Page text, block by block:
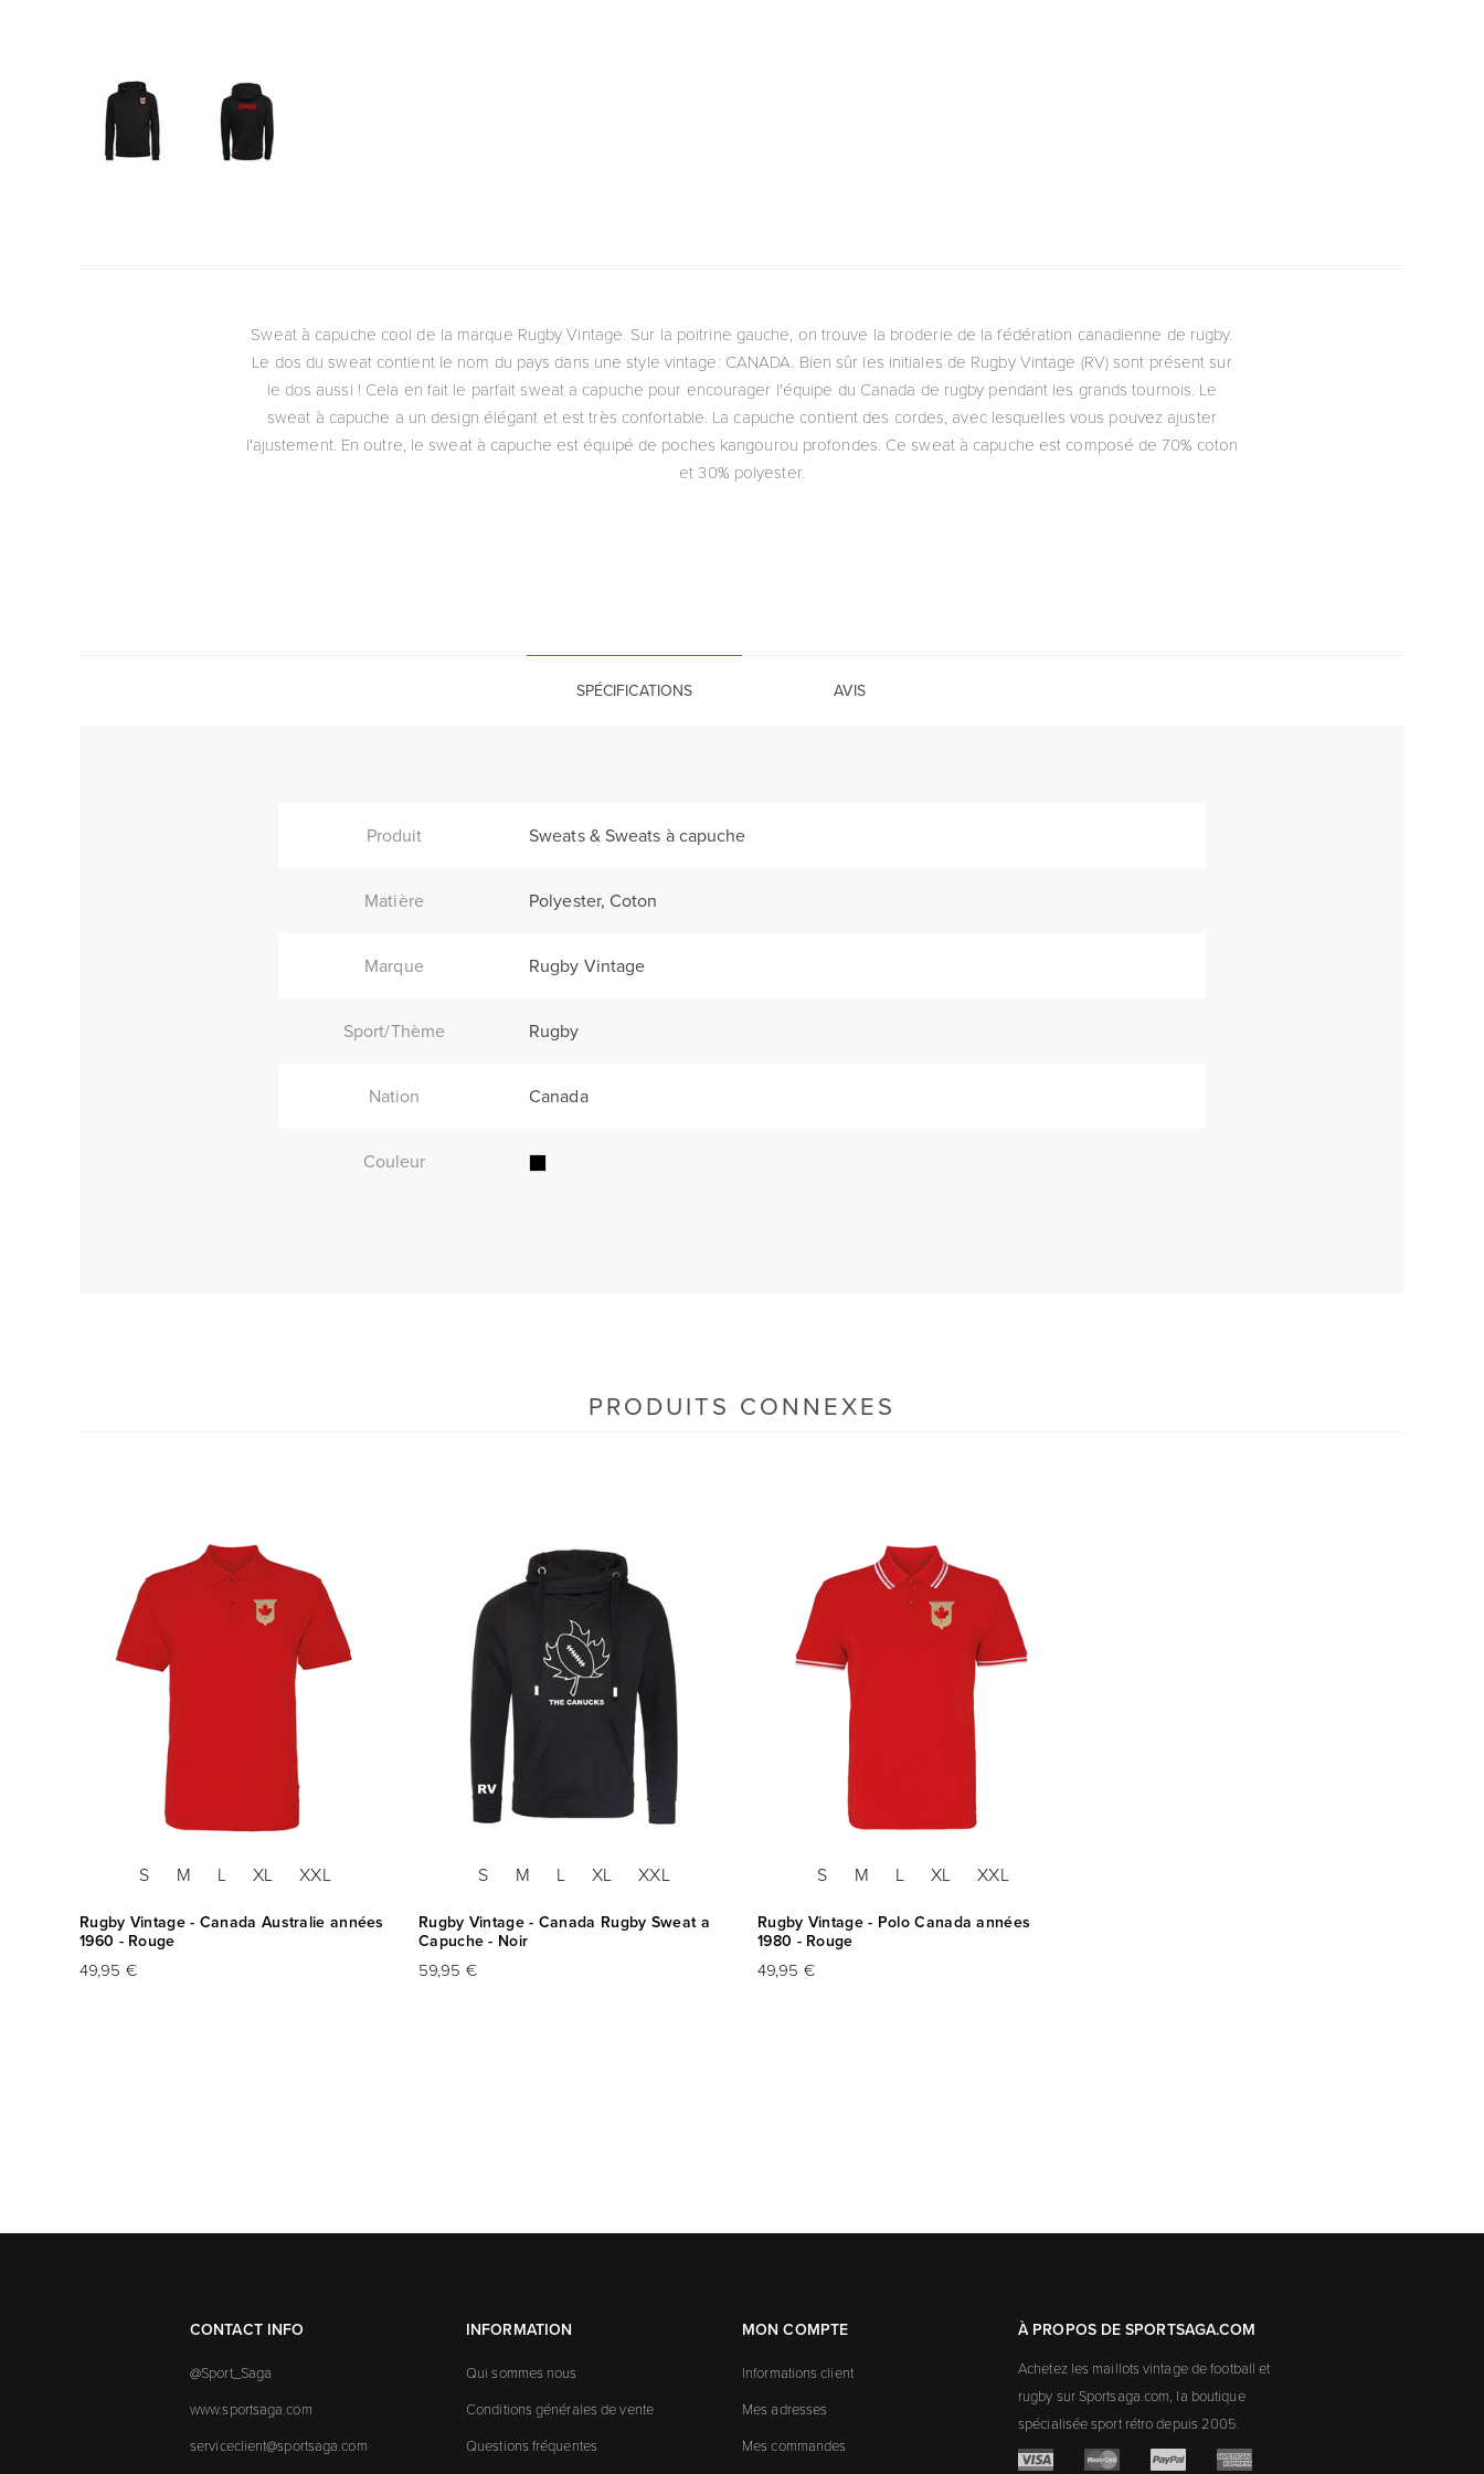
Sweat à capuche cool de la marque Rugby Vintage. Sur la poitrine gauche, on trouve la broderie de la fédération canadienne de rugby.
Le dos du sweat contient le nom du pays dans une style vintage: CANADA. Bien sûr les initiales de Rugby Vintage (RV) sont présent sur
le dos aussi ! Cela en fait le parfait sweat a capuche pour encourager l'équipe du Canada de rugby pendant les grands tournois. Le
sweat à capuche a un design élégant et est très confortable. La capuche contient des cordes, avec lesquelles vous pouvez ajuster
l'ajustement. En outre, le sweat à capuche est équipé de poches kangourou profondes. Ce sweat à capuche est composé de 70% coton
et 30% polyester.
SPÉCIFICATIONS AVIS
Produit Sweats & Sweats à capuche
Matière Polyester, Coton
Marque Rugby Vintage
Sport/Thème Rugby
Nation Canada
Couleur
PRODUITS CONNEXES
S M L XL XXL
Rugby Vintage - Canada Australie années
1960 - Rouge
49,95 €
S M L XL XXL
Rugby Vintage - Canada Rugby Sweat a
Capuche - Noir
59,95 €
S M L XL XXL
Rugby Vintage - Polo Canada années
1980 - Rouge
49,95 €
CONTACT INFO
@Sport_Saga
www.sportsaga.com
serviceclient@sportsaga.com
INFORMATION
Qui sommes nous
Conditions générales de vente
Questions fréquentes
MON COMPTE
Informations client
Mes adresses
Mes commandes
À PROPOS DE SPORTSAGA.COM
Achetez les maillots vintage de football et
rugby sur Sportsaga.com, la boutique
spécialisée sport rétro depuis 2005.